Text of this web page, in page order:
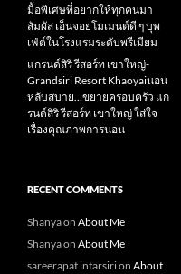
มื้อพิเศษที่อยากให้ทุกคนมา
สัมผัส เอ็นจอยโมเมนต์ดี ๆ บุพ
เฟ่ต์ในโรงแรมระดับพรีเมียม
แกรนด์สิริ​ รีสอร์ท​ เขาใหญ่​-
Grandsiri​ Resort​ Khaoyaiนอน
หลับสบาย…ขยายครอบครัว แก
รนด์สิริ รีสอร์ท เขาใหญ่ ใส่ใจ
เรื่องคุณภาพการนอน
RECENT COMMENTS
Shanyaon About Me
Shanyaon About Me
sareerapat intarsirion About